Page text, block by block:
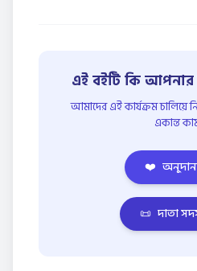
এই বইটি কি
আমাদের এই কার্যক্রম চালিয়ে
একান্ত
❤️
📜 দাতা